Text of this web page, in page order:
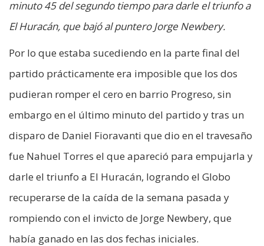
minuto 45 del segundo tiempo para darle el triunfo a
El Huracán, que bajó al puntero Jorge Newbery.
Por lo que estaba sucediendo en la parte final del
partido prácticamente era imposible que los dos
pudieran romper el cero en barrio Progreso, sin
embargo en el último minuto del partido y tras un
disparo de Daniel Fioravanti que dio en el travesaño
fue Nahuel Torres el que apareció para empujarla y
darle el triunfo a El Huracán, logrando el Globo
recuperarse de la caída de la semana pasada y
rompiendo con el invicto de Jorge Newbery, que
había ganado en las dos fechas iniciales.